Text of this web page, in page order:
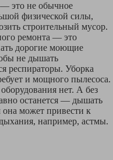
— это не обычное
физической силы,
строительный мусор.
ремонта — это
дорогие моющие
не дышать
респираторы. Уборка
и мощного пылесоса.
нет. А без
останется — дышать
она может привести к
например, астмы.